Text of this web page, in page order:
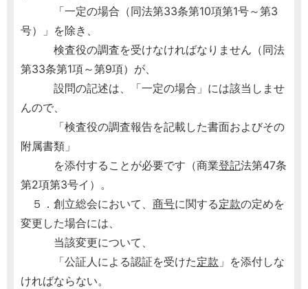
「一定の場合（同法第33条第10項第1号～第3
号）」を除き、
検査役の調査を受けなければなりません（同法
第33条第1項～第9項）が、
設問の記述は、「一定の場合」には該当しませ
んので、
「検査役の調査報告を記載した書面およびその
附属書類」
を添付することが必要です（商業登記法第47条
第2項第3号イ）。
５．創立総会において、 商号に関する定款の定めを
変更した場合には、
当該変更について、
「公証人による認証を受けた定款 」を添付しな
ければならない。